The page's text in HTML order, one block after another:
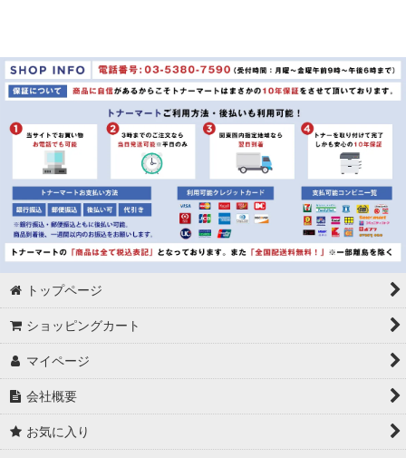
並び順:
絞り込む
トップページ
ショッピングカート
マイページ
会社概要
お気に入り